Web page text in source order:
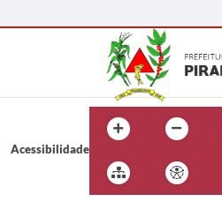
Acessibilidade